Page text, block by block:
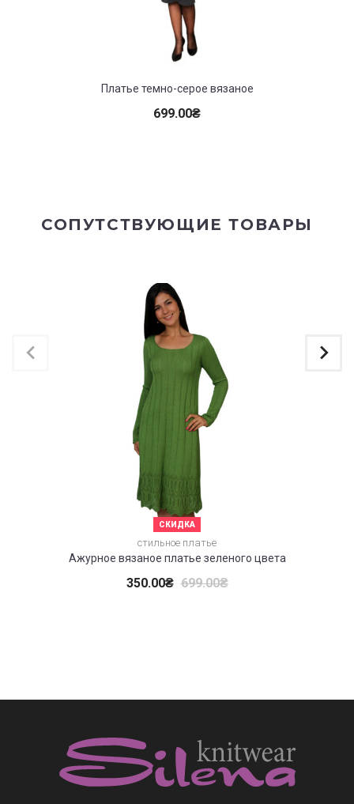
Платье темно-серое вязаное
699.00₴
СОПУТСТВУЮЩИЕ ТОВАРЫ
СКИДКА
стильное платье
Ажурное вязаное платье зеленого цвета
350.00₴ 699.00₴